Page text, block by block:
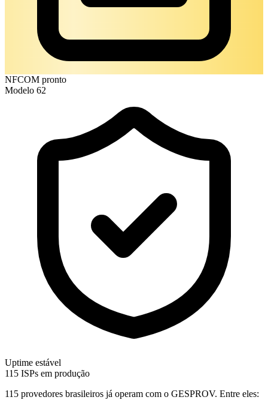
NFCOM pronto
Modelo 62
Uptime estável
115 ISPs em produção
115 provedores brasileiros já operam com o GESPROV. Entre eles: